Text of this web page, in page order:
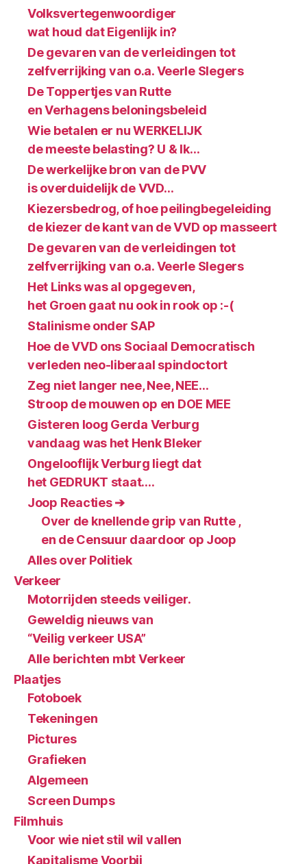
Volksvertegenwoordiger
wat houd dat Eigenlijk in?
De gevaren van de verleidingen tot
zelfverrijking van o.a. Veerle Slegers
De Toppertjes van Rutte
en Verhagens beloningsbeleid
Wie betalen er nu WERKELIJK
de meeste belasting? U & Ik…
De werkelijke bron van de PVV
is overduidelijk de VVD…
Kiezersbedrog, of hoe peilingbegeleiding
de kiezer de kant van de VVD op masseert
De gevaren van de verleidingen tot
zelfverrijking van o.a. Veerle Slegers
Het Links was al opgegeven,
het Groen gaat nu ook in rook op :-(
Stalinisme onder SAP
Hoe de VVD ons Sociaal Democratisch
verleden neo-liberaal spindoctort
Zeg niet langer nee, Nee, NEE…
Stroop de mouwen op en DOE MEE
Gisteren loog Gerda Verburg
vandaag was het Henk Bleker
Ongelooflijk Verburg liegt dat
het GEDRUKT staat….
Joop Reacties ➔
Over de knellende grip van Rutte ,
en de Censuur daardoor op Joop
Alles over Politiek
Verkeer
Motorrijden steeds veiliger.
Geweldig nieuws van
“Veilig verkeer USA”
Alle berichten mbt Verkeer
Plaatjes
Fotoboek
Tekeningen
Pictures
Grafieken
Algemeen
Screen Dumps
Filmhuis
Voor wie niet stil wil vallen
Kapitalisme Voorbij